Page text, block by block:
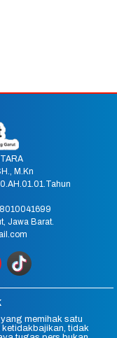
M.Kn
Jawa Barat.
memihak satu
tidak